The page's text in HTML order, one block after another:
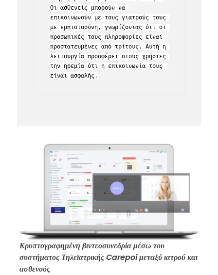
Οι ασθενείς μπορούν να
επικοινωνούν με τους γιατρούς τους
με εμπιστοσύνη, γνωρίζοντας ότι οι
προσωπικές τους πληροφορίες είναι
προστατευμένες από τρίτους. Αυτή η
λειτουργία προσφέρει στους χρήστες
την ηρεμία ότι η επικοινωνία τους
είναι ασφαλής.
Κρυπτογραφημένη βιντεοσυνεδρία μέσω του
συστήματος Τηλεϊατρικής Carepoi μεταξύ ιατρού και
ασθενούς